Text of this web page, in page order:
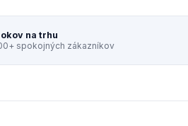
na trhu
spokojných zákazníkov